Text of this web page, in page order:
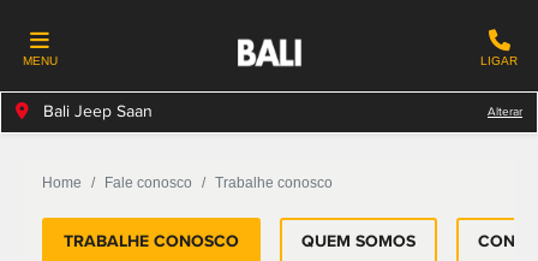
MENU LIGAR
Bali Jeep Saan Alterar
Home Fale conosco Trabalhe conosco
QUEM SOMOS
TRABALHE CONOSCO